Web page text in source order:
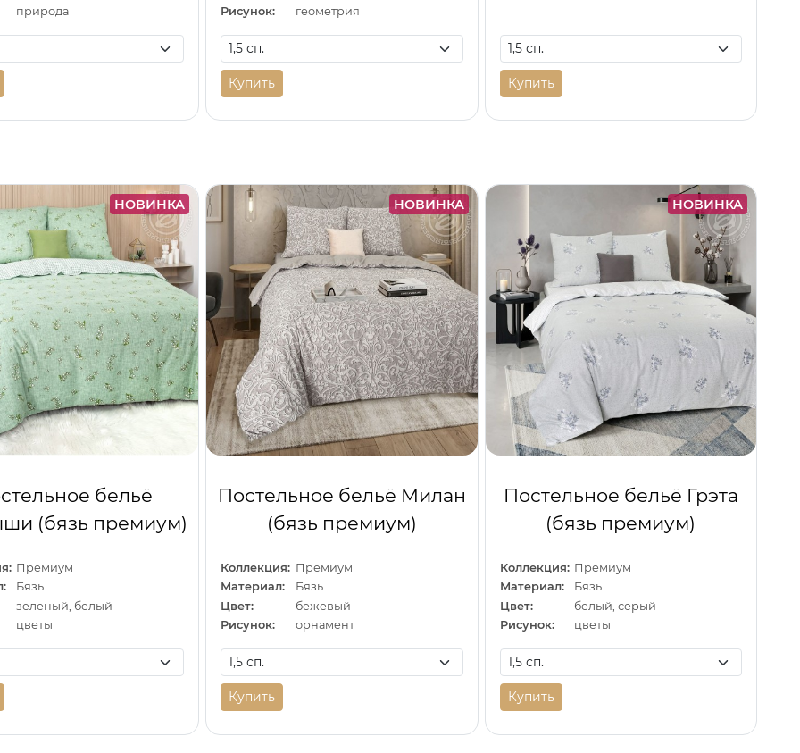
природа
Рисунок:
геометрия
Купить Купить
НОВИНКА
бельё
(бязь премиум)
Премиум
Бязь
зеленый, белый
цветы
НОВИНКА
Постельное бельё Милан
(бязь премиум)
Коллекция: Премиум
Материал:
Бязь
Цвет:
бежевый
Рисунок:
орнамент
Купить
НОВИНКА
Постельное бельё Грэта
(бязь премиум)
Коллекция: Премиум
Материал:
Бязь
Цвет:
белый, серый
Рисунок:
цветы
Купить